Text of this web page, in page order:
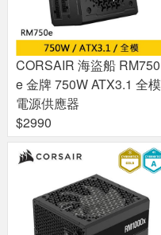
CORSAIR 海盜船 RM750
e 金牌 750W ATX3.1 全模
電源供應器
$2990